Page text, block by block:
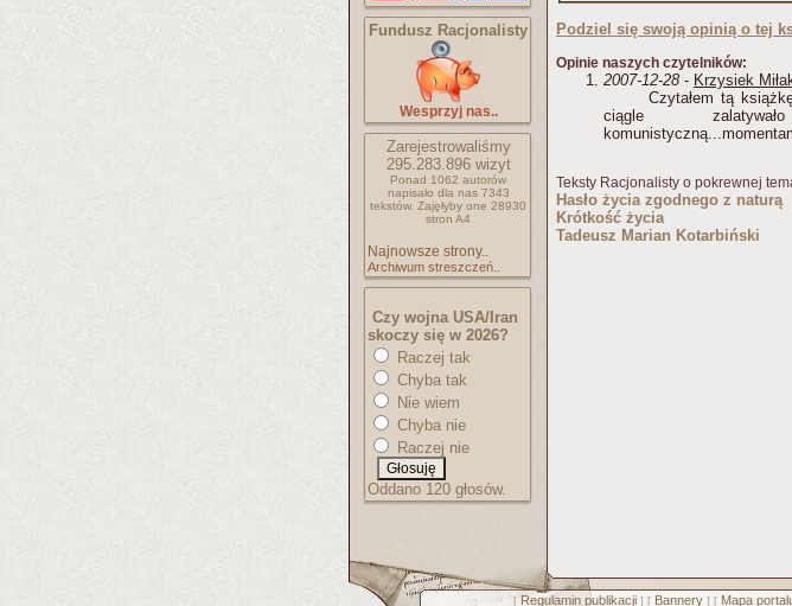
Fundusz Racjonalisty
Wesprzyj nas..
Zarejestrowaliśmy
295.283.896wizyt
Ponad 1062 autorów
napisało dla nas 7343
tekstów. Zajęłyby one 28930
stron A4
Najnowsze strony..
Archiwum streszczeń..
Czy wojna USA/Iran
skoczy się w 2026?
Raczej tak
Chyba tak
Nie wiem
Chyba nie
Raczej nie
Oddano 120 głosów.
Podziel się swoją opinią o tej
Opinie naszych czytelników:
2007-12-28 - Krzysiek
Czytałem tą
ciągle
Teksty Racjonalisty o pokrewnej
Hasło życia zgodnego z naturą
Krótkość życia
Tadeusz Marian Kotarbiński
[ Regulamin publikacji] [ Bannery] [ Mapa